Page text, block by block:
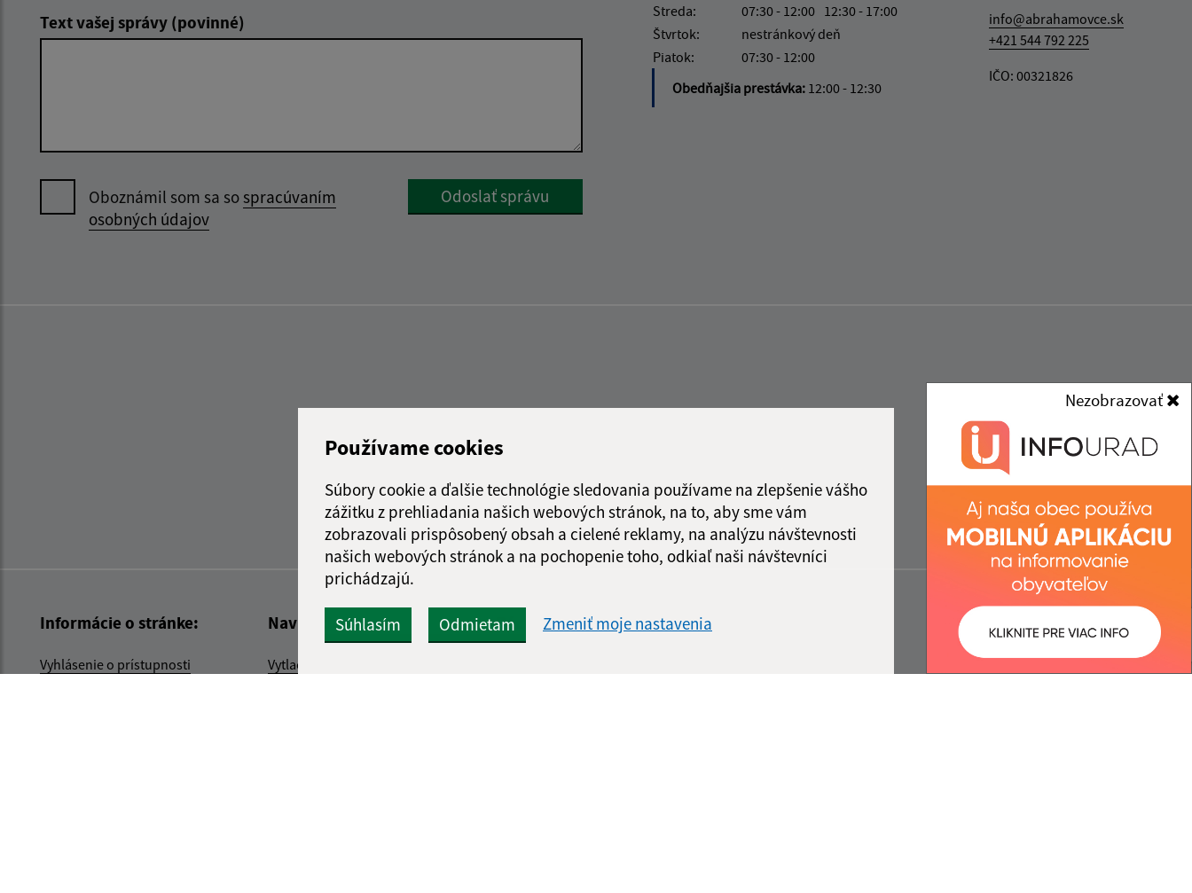
Používame cookies
Súbory cookie a ďalšie technológie sledovania používame na zlepšenie vášho
zážitku z prehliadania našich webových stránok, na to, aby sme vám
zobrazovali prispôsobený obsah a cielené reklamy, na analýzu návštevnosti
našich webových stránok a na pochopenie toho, odkiaľ naši návštevníci
prichádzajú.
Súhlasím Odmietam Zmeniť moje nastavenia
Nezobrazovať
Text vašej správy (povinné)
Oboznámil som sa sospracúvaním
osobných údajov
Google reCaptcha Response
Odoslať správu
Streda:
07:30 - 12:00 12:30 - 17:00
Štvrtok:
nestránkový deň
Piatok:
07:30 - 12:00
Obedňajšia prestávka: 12:00 - 12:30
info@abrahamovce.sk
+421 544 792 225
IČO: 00321826
Informácie o stránke:
Vyhlásenie o prístupnosti
Navigácia:
Vytlačiť aktuálnu stránku
Rýchle odkazy: Správca obsahu:
Správca obsahu je Obec